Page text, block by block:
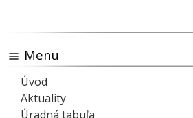
Menu
Úvod
Aktuality
Úradná tabuľa